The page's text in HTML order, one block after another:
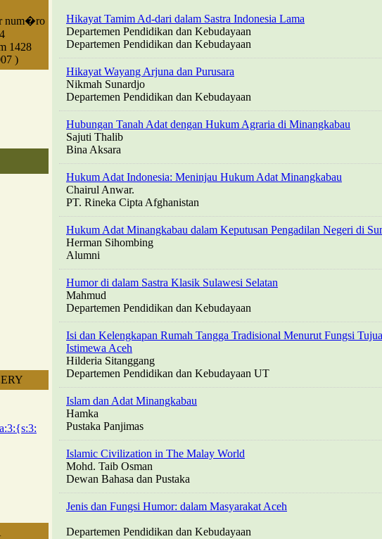
num�ro
1428
)
Hikayat Tamim Ad-dari dalam Sastra Indonesia Lama
Departemen Pendidikan dan Kebudayaan
Departemen Pendidikan dan Kebudayaan
Hikayat Wayang Arjuna dan Purusara
Nikmah Sunardjo
Departemen Pendidikan dan Kebudayaan
Hubungan Tanah Adat dengan Hukum Agraria di Minangkabau
Sajuti Thalib
Bina Aksara
Hukum Adat Indonesia: Meninjau Hukum Adat Minangkabau
Chairul Anwar.
PT. Rineka Cipta Afghanistan
Hukum Adat Minangkabau dalam Keputusan Pengadilan Negeri di
Herman Sihombing
Alumni
Humor di dalam Sastra Klasik Sulawesi Selatan
Mahmud
Departemen Pendidikan dan Kebudayaan
Isi dan Kelengkapan Rumah Tangga Tradisional Menurut Fungsi
Istimewa Aceh
Hilderia Sitanggang
Departemen Pendidikan dan Kebudayaan UT
Islam dan Adat Minangkabau
Hamka
Pustaka Panjimas
Islamic Civilization in The Malay World
Mohd. Taib Osman
Dewan Bahasa dan Pustaka
Jenis dan Fungsi Humor: dalam Masyarakat Aceh
Departemen Pendidikan dan Kebudayaan